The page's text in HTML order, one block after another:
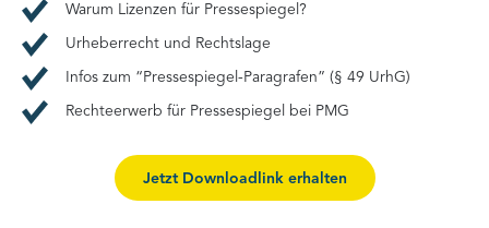
Warum Lizenzen für Pressespiegel?
Urheberrecht und Rechtslage
Infos zum “Pressespiegel-Paragrafen” (§ 49 UrhG)
Rechteerwerb für Pressespiegel bei PMG
Jetzt Downloadlink erhalten